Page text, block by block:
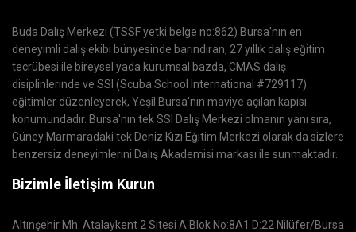
Buda Dalış Merkezi (TSSF yetki belge no:862) Bursa'nın en
deneyimli dalış ekibi bünyesinde barındıran, 27 yıllık dalış eğitim
tecrübesi ile bireysel yada kurumsal bazda, CMAS dalış
disiplinlerinde ve SSI (Scuba School International #729117)
eğitimler düzenleyerek, Yeşil Bursa'nın maviye açılan kapısı
konumundadır. Bursa'nın tek SSI Dalış Merkezi olmanın yanı sıra,
Güney Marmaradaki tek Deniz Kızı Eğitim Merkezi olarak da sizlere
benzersiz deneyimlerini Dalış Akademisi markası ile sunmaktadır.
Bizimle İletişim Kurun
Altınşehir Mh. Atalaykent 2 Sitesi A Blok No:8A1 D:22 Nilüfer/Bursa